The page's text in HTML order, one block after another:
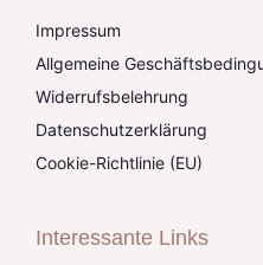
Impressum
Allgemeine
Widerrufsbelehrung
Datenschutzerklärung
Cookie-Richtlinie (EU)
Interessante Links